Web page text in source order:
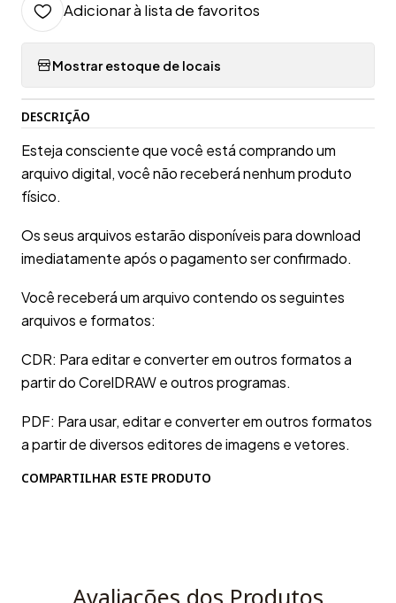
Adicionar à lista de favoritos
Mostrar estoque de locais
DESCRIÇÃO
Esteja consciente que você está comprando um
arquivo digital, você não receberá nenhum produto
físico.
Os seus arquivos estarão disponíveis para download
imediatamente após o pagamento ser confirmado.
Você receberá um arquivo contendo os seguintes
arquivos e formatos:
CDR: Para editar e converter em outros formatos a
partir do CorelDRAW e outros programas.
PDF: Para usar, editar e converter em outros formatos
a partir de diversos editores de imagens e vetores.
COMPARTILHAR ESTE PRODUTO
Avaliações dos Produtos